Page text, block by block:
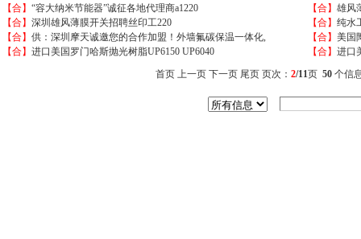
【合】 “容大纳米节能器”诚征各地代理商a1220 【合】 雄风
【合】 深圳雄风薄膜开关招聘丝印工220 【合】 纯水
【合】 供：深圳摩天诚邀您的合作加盟！外墙氟碳保温一体化, 【合】 美国
【合】 进口美国罗门哈斯抛光树脂UP6150 UP6040 【合】 进口
首页 上一页 下一页 尾页 页次：2/11页50 个信